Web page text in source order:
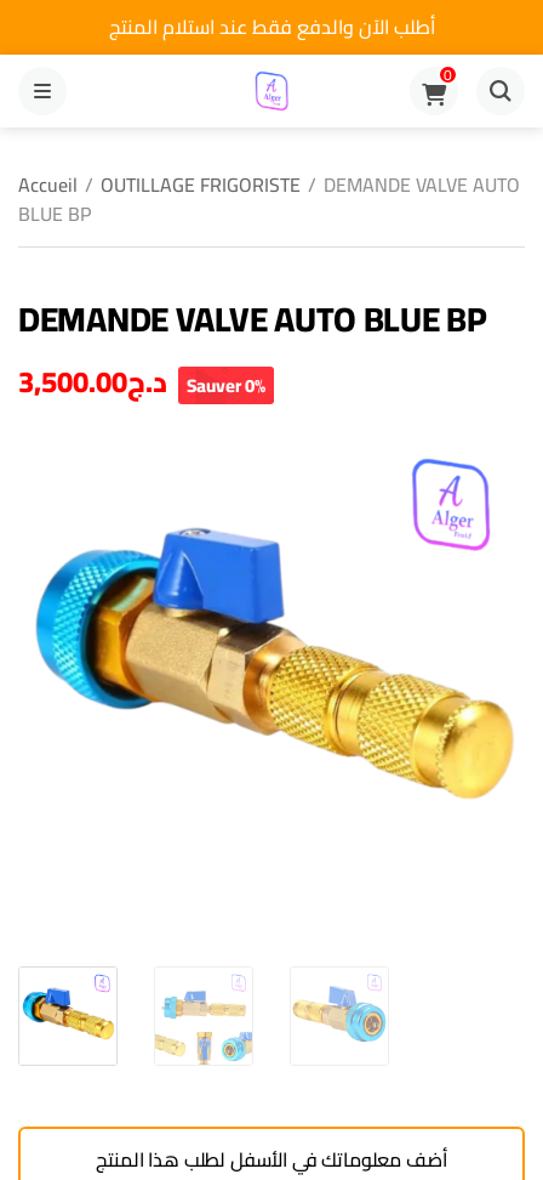
أطلب الآن والدفع فقط عند استلام المنتج
MENU
0
Accueil / OUTILLAGE FRIGORISTE / DEMANDE VALVE AUTO
BLUE BP
DEMANDE VALVE AUTO BLUE BP
د.ج3,500.00 Sauver 0%
أضف معلوماتك في الأسفل لطلب هذا المنتج